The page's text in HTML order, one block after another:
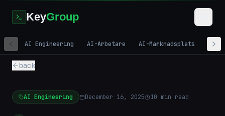
KeyGroup
AI Engineering AI-Arbetare AI-Marknadsplats
back
AI Engineering December 16, 2025 10 min read